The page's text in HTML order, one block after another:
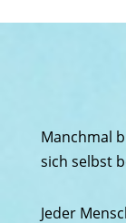
Manchmal
sich selbst
Jeder